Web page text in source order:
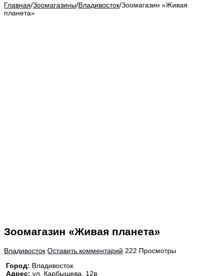
Главная/Зоомагазины/Владивосток/Зоомагазин «Живая
планета»
Зоомагазин «Живая планета»
Владивосток Оставить комментарий 222 Просмотры
Город: Владивосток
Адрес: ул. Карбышева, 12в